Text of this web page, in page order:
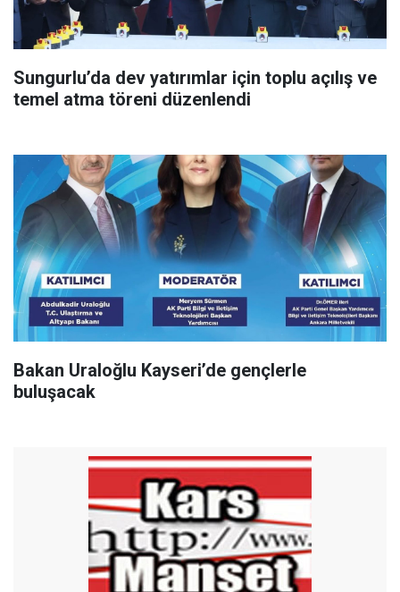
Sungurlu’da dev yatırımlar için toplu açılış ve
temel atma töreni düzenlendi
Bakan Uraloğlu Kayseri’de gençlerle
buluşacak